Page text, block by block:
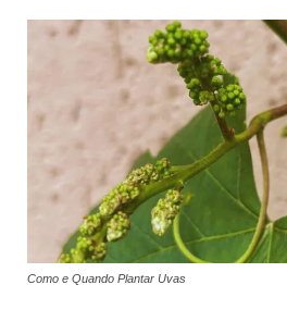
Como e Quando Plantar Uvas